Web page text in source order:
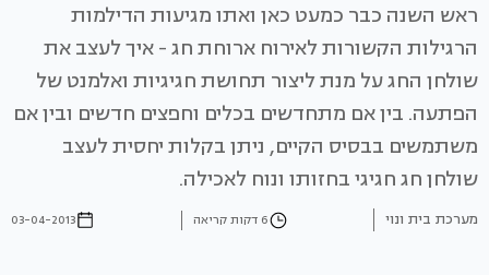
ראש השנה כבר כמעט כאן ואתו מגיעות הדילמות
הרגילות הקשורות לאירוח ארוחת חג - איך לעצב את
שולחן החג על מנת ליצור תחושת חגיגיות ואלמנט של
הפתעה. בין אם מתחדשים בכלים וחפצים חדשים ובין אם
משתמשים בבסיס הקיים, ניתן בקלות יחסית לעצב
שולחן חג חגיגי בחזותו ונוח לאכילה.
מערכת בית ונוי 6 דקות קריאה 03-04-2013